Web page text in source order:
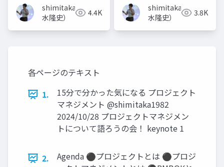
shimitaka（清
水隆史）
4.4K
shimitaka（清
水隆史）
3.8K
各ページのテキスト
1.
15分で分かった気になる プロジェクト
マネジメント @shimitaka1982
2024/10/28 プロジェクトマネジメン
トについて語ろうの会！ keynote 1
2.
Agenda ⚫プロジェクトとは ⚫プロジ